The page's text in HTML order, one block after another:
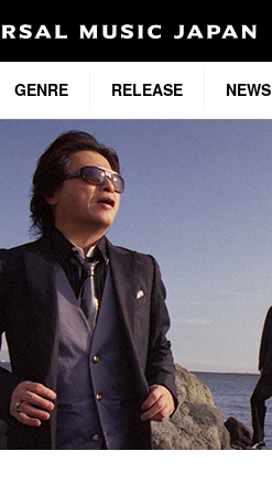
GENRE RELEASE NEWS